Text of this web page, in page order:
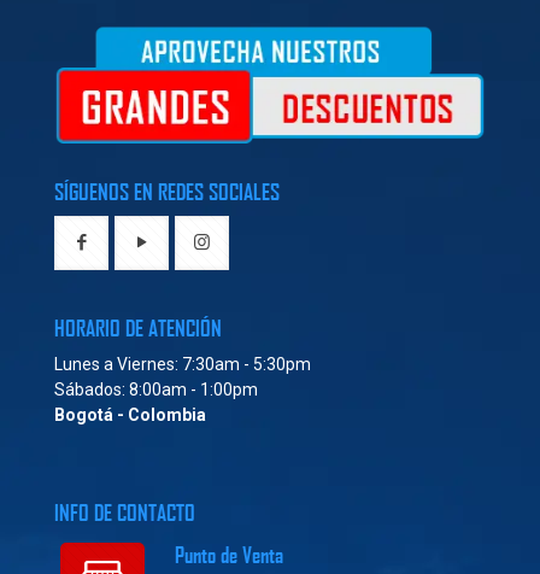
SÍGUENOS EN REDES SOCIALES
HORARIO DE ATENCIÓN
Lunes a Viernes: 7:30am - 5:30pm
Sábados: 8:00am - 1:00pm
Bogotá - Colombia
INFO DE CONTACTO
Punto de Venta